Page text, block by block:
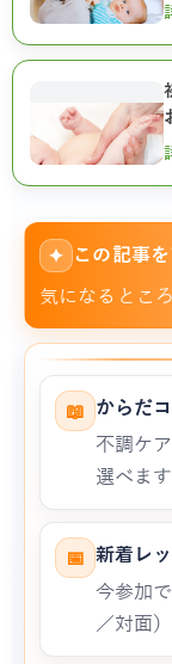
✦ この記事
気になるとこ
📖 からだ
不調ケ
選べます
📅 新着レ
今参加
／対面）